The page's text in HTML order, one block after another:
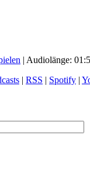
| Audiolänge:
| RSS | Spotify |